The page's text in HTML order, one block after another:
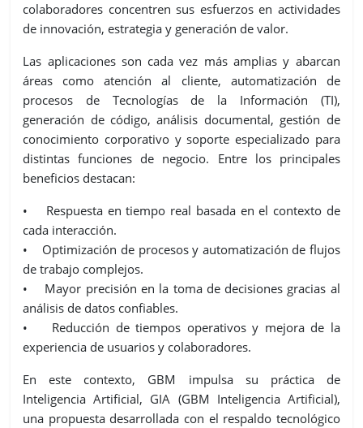
colaboradores concentren sus esfuerzos en actividades
de innovación, estrategia y generación de valor.
Las aplicaciones son cada vez más amplias y abarcan
áreas como atención al cliente, automatización de
procesos de Tecnologías de la Información (TI),
generación de código, análisis documental, gestión de
conocimiento corporativo y soporte especializado para
distintas funciones de negocio. Entre los principales
beneficios destacan:
• Respuesta en tiempo real basada en el contexto de
cada interacción.
• Optimización de procesos y automatización de flujos
de trabajo complejos.
• Mayor precisión en la toma de decisiones gracias al
análisis de datos confiables.
• Reducción de tiempos operativos y mejora de la
experiencia de usuarios y colaboradores.
En este contexto, GBM impulsa su práctica de
Inteligencia Artificial, GIA (GBM Inteligencia Artificial),
una propuesta desarrollada con el respaldo tecnológico